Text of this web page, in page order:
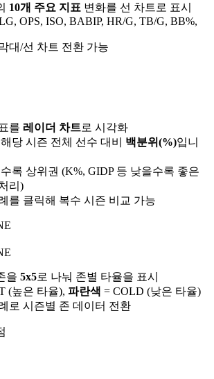
10개 주요 지표 변화를 선 차트로 표시
OPS, ISO, BABIP, HR/G, TB/G, BB%,
대/선 차트 전환 가능
를 레이더 차트로 시각화
당 시즌 전체 선수 대비 백분위(%)입니
록 상위권 (K%, GIDP 등 낮을수록 좋은
리)
를 클릭해 복수 시즌 비교 가능
을 5x5로 나눠 존별 타율을 표시
(높은 타율), 파란색 = COLD (낮은 타율)
로 시즌별 존 데이터 전환